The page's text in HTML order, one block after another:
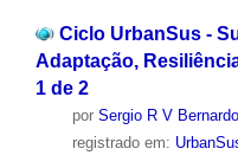
Ciclo UrbanSus -
Adaptação,
1 de 2
por Sergio R V Bernardo
registrado em: